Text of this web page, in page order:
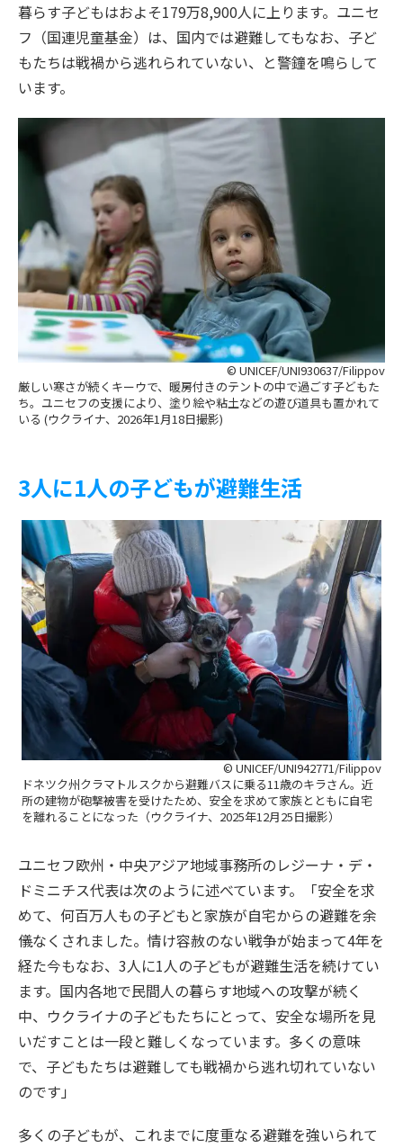
暮らす子どもはおよそ179万8,900人に上ります。ユニセ
フ（国連児童基金）は、国内では避難してもなお、子ど
もたちは戦禍から逃れられていない、と警鐘を鳴らして
います。
© UNICEF/UNI930637/Filippov
厳しい寒さが続くキーウで、暖房付きのテントの中で過ごす子どもた
ち。ユニセフの支援により、塗り絵や粘土などの遊び道具も置かれて
いる (ウクライナ、2026年1月18日撮影)
3人に1人の子どもが避難生活
© UNICEF/UNI942771/Filippov
ドネツク州クラマトルスクから避難バスに乗る11歳のキラさん。近
所の建物が砲撃被害を受けたため、安全を求めて家族とともに自宅
を離れることになった（ウクライナ、2025年12月25日撮影）
ユニセフ欧州・中央アジア地域事務所のレジーナ・デ・
ドミニチス代表は次のように述べています。「安全を求
めて、何百万人もの子どもと家族が自宅からの避難を余
儀なくされました。情け容赦のない戦争が始まって4年を
経た今もなお、3人に1人の子どもが避難生活を続けてい
ます。国内各地で民間人の暮らす地域への攻撃が続く
中、ウクライナの子どもたちにとって、安全な場所を見
いだすことは一段と難しくなっています。多くの意味
で、子どもたちは避難しても戦禍から逃れ切れていない
のです」
多くの子どもが、これまでに度重なる避難を強いられて